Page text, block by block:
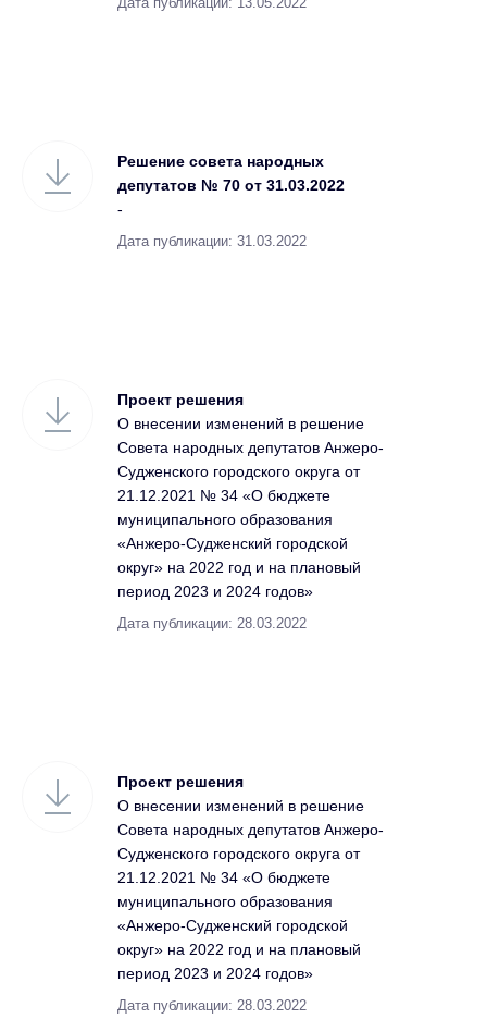
Решение совета народных
депутатов № 70 от 31.03.2022
-
Дата публикации: 31.03.2022
Проект решения
О внесении изменений в решение
Совета народных депутатов Анжеро-
Судженского городского округа от
21.12.2021 № 34 «О бюджете
муниципального образования
«Анжеро-Судженский городской
округ» на 2022 год и на плановый
период 2023 и 2024 годов»
Дата публикации: 28.03.2022
Проект решения
О внесении изменений в решение
Совета народных депутатов Анжеро-
Судженского городского округа от
21.12.2021 № 34 «О бюджете
муниципального образования
«Анжеро-Судженский городской
округ» на 2022 год и на плановый
период 2023 и 2024 годов»
Дата публикации: 28.03.2022